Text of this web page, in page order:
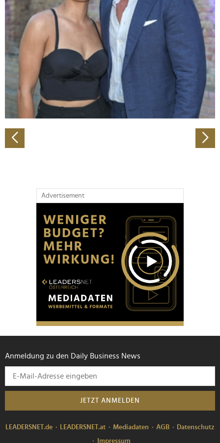
Abschnitt Einzelheitenfest.
Wir verwenden Cookies, um Inhalte und Anzeigen zu
personalisieren, Funktionen für soziale Medien anbieten
zu können und die Zugriffe auf unsere Website zu
analysieren. Außerdem geben wir Informationen zu Ihrer
Verwendung unserer Website an unsere Partner für
soziale Medien, Werbung und Analysen weiter. Unsere
Partner führen diese Informationen möglicherweise mit
weiteren Daten zusammen, die Sie ihnen bereitgestellt
gesammelt haben.
Advertisement
Anmeldung zu den Daily Business News
JETZT ANMELDEN
LEADERSNET.de LEADERSNET.at Mediadaten AGB
Datenschutz
Impressum